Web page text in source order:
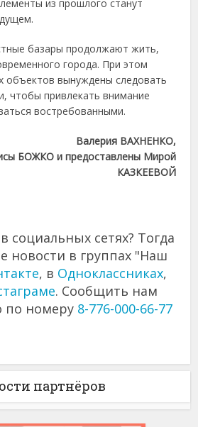
из прошлого станут
базары продолжают жить,
города. При этом
объектов вынуждены следовать
чтобы привлекать внимание
востребованными.
Валерия ВАХНЕНКО,
БОЖКО и предоставлены Мирой
КАЗКЕЕВОЙ
социальных сетях? Тогда
новости в группах "Наш
, в Одноклассниках,
. Сообщить нам
по номеру 8-776-000-66-77
партнёров